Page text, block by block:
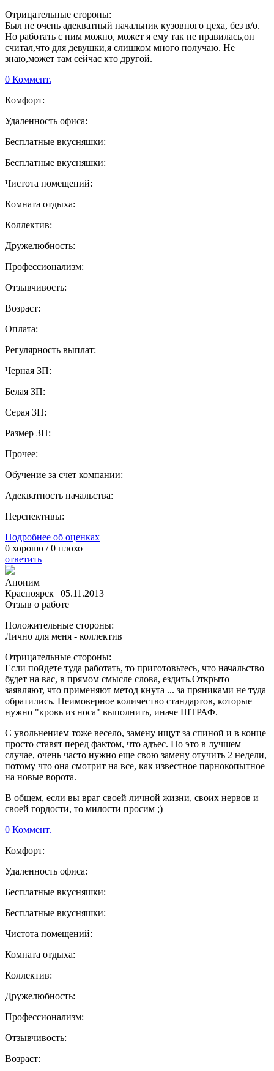
Отрицательные стороны:
Был не очень адекватный начальник кузовного цеха, без в/о.
Но работать с ним можно, может я ему так не нравилась,он
считал,что для девушки,я слишком много получаю. Не
знаю,может там сейчас кто другой.
0 Коммент.
Комфорт:
Удаленность офиса:
Бесплатные вкусняшки:
Бесплатные вкусняшки:
Чистота помещений:
Комната отдыха:
Коллектив:
Дружелюбность:
Профессионализм:
Отзывчивость:
Возраст:
Оплата:
Регулярность выплат:
Черная ЗП:
Белая ЗП:
Серая ЗП:
Размер ЗП:
Прочее:
Обучение за счет компании:
Адекватность начальства:
Перспективы:
Подробнее об оценках
0 хорошо /0 плохо
ответить
Аноним
Красноярск | 05.11.2013
Отзыв о работе
Положительные стороны:
Лично для меня - коллектив
Отрицательные стороны:
Если пойдете туда работать, то приготовьтесь, что начальство
будет на вас, в прямом смысле слова, ездить.Открыто
заявляют, что применяют метод кнута ... за пряниками не туда
обратились. Неимоверное количество стандартов, которые
нужно "кровь из носа" выполнить, иначе ШТРАФ.
С увольнением тоже весело, замену ищут за спиной и в конце
просто ставят перед фактом, что адъес. Но это в лучшем
случае, очень часто нужно еще свою замену отучить 2 недели,
потому что она смотрит на все, как известное парнокопытное
на новые ворота.
В общем, если вы враг своей личной жизни, своих нервов и
своей гордости, то милости просим ;)
0 Коммент.
Комфорт:
Удаленность офиса:
Бесплатные вкусняшки:
Бесплатные вкусняшки:
Чистота помещений:
Комната отдыха:
Коллектив:
Дружелюбность:
Профессионализм:
Отзывчивость:
Возраст: